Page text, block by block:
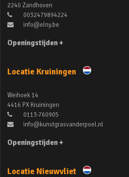
2240 Zandhoven
0032479894224
info@elny.be
Openingstijden +
Locatie Kruiningen
Weihoek 14
4416 PX Kruiningen
0113-760905
info@kunstgrasvanderpoel.nl
Openingstijden +
Locatie Nieuwvliet